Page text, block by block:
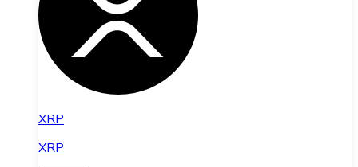
XRP
XRP